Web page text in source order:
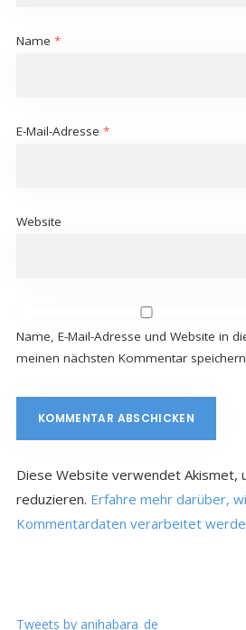
Name *
E-Mail-Adresse *
Website
Name, E-Mail-Adresse und Website in
meinen nächsten Kommentar
Diese Website verwendet Akismet,
reduzieren. Erfahre mehr darüber,
Kommentardaten verarbeitet
Tweets by anihabara_de